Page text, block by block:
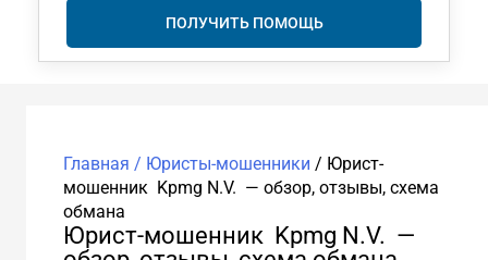
ПОЛУЧИТЬ ПОМОЩЬ
Главная / Юристы-мошенники / Юрист-
мошенник Kpmg N.V. — обзор, отзывы, схема
обмана
Юрист-мошенник Kpmg N.V. —